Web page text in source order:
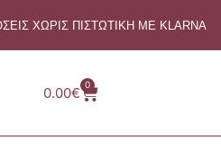
ΧΩΡΙΣ ΠΙΣΤΩΤΙΚΗ ΜΕ KLARNA
0.00€
0
Cart